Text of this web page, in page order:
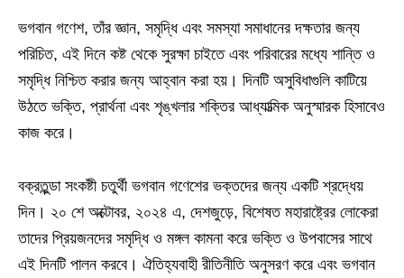
ভগবান গণেশ, তাঁর জ্ঞান, সমৃদ্ধি এবং সমস্যা সমাধানের দক্ষতার জন্য
পরিচিত, এই দিনে কষ্ট থেকে সুরক্ষা চাইতে এবং পরিবারের মধ্যে শান্তি ও
সমৃদ্ধি নিশ্চিত করার জন্য আহ্বান করা হয়। দিনটি অসুবিধাগুলি কাটিয়ে
উঠতে ভক্তি, প্রার্থনা এবং শৃঙ্খলার শক্তির আধ্যাত্মিক অনুস্মারক হিসাবেও
কাজ করে।
বক্রতুন্ডা সংকষ্টী চতুর্থী ভগবান গণেশের ভক্তদের জন্য একটি শ্রদ্ধেয়
দিন। ২০ শে অক্টোবর, ২০২৪ এ, দেশজুড়ে, বিশেষত মহারাষ্ট্রের লোকেরা
তাদের প্রিয়জনদের সমৃদ্ধি ও মঙ্গল কামনা করে ভক্তি ও উপবাসের সাথে
এই দিনটি পালন করবে। ঐতিহ্যবাহী রীতিনীতি অনুসরণ করে এবং ভগবান